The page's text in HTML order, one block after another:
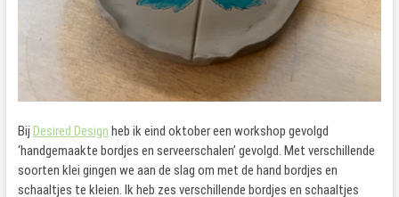
Bij Desired Design heb ik eind oktober een workshop gevolgd
‘handgemaakte bordjes en serveerschalen’ gevolgd. Met verschillende
soorten klei gingen we aan de slag om met de hand bordjes en
schaaltjes te kleien. Ik heb zes verschillende bordjes en schaaltjes